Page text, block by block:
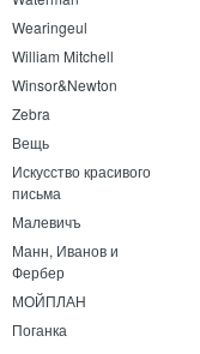
Wearingeul
William Mitchell
Winsor&Newton
Zebra
Вещь
Искусство красивого
письма
Малевичъ
Манн, Иванов и
Фербер
МОЙПЛАН
Поганка